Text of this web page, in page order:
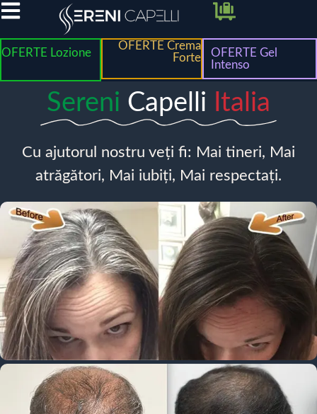
OFERTE Lozione
OFERTE Crema
Forte
OFERTE Gel
Intenso
Sereni Capelli Italia
Cu ajutorul nostru veți fi: Mai tineri, Mai
atrăgători, Mai iubiți, Mai respectați.